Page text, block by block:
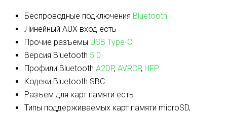
Беспроводные подключения Bluetooth
Линейный AUX вход есть
Прочие разъемы USB Type-C
Версия Bluetooth 5.0
Профили Bluetooth A2DP, AVRCP, HFP
Кодеки Bluetooth SBC
Разъем для карт памяти есть
Типы поддерживаемых карт памяти microSD,